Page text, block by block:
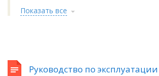
Показать все
Руководство по эксплуатации